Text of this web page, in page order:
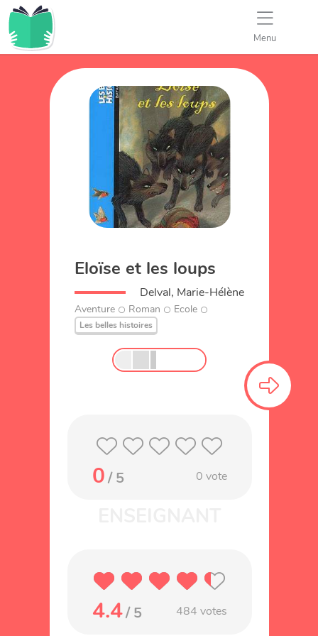
Menu
Eloïse et les loups
Delval, Marie-Hélène
Aventure Roman Ecole
Les belles histoires
0/ 5 0 vote
4.4/ 5 484 votes